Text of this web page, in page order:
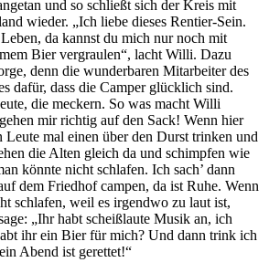
und so schließt sich der Kreis mit
wieder. „Ich liebe dieses Rentier-Sein.
da kannst du mich nur noch mit
Bier vergraulen“, lacht Willi. Dazu
denn die wunderbaren Mitarbeiter des
dafür, dass die Camper glücklich sind.
die meckern. So was macht Willi
mir richtig auf den Sack! Wenn hier
mal einen über den Durst trinken und
die Alten gleich da und schimpfen wie
könnte nicht schlafen. Ich sach’ dann
dem Friedhof campen, da ist Ruhe. Wenn
schlafen, weil es irgendwo zu laut ist,
„Ihr habt scheißlaute Musik an, ich
ihr ein Bier für mich? Und dann trink ich
Abend ist gerettet!“